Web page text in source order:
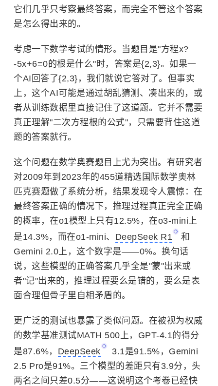
它们几乎只考察最终答案，而完全不管这个答案
是怎么得出来的。
考虑一下数学考试的情形。当题目是"方程x?
-5x+6=0的根是什么"时，答案是{2,3}。如果一
个AI回答了{2,3}，我们就说它答对了。但事实
上，这个AI可能是通过胡乱猜测、凑出来的，或
者从训练数据里直接记住了这道题。它并不需要
真正理解"二次方程根的公式"，只需要背住这道
题的答案就行。
这个问题在数学奥赛题目上尤为突出。有研究者
对2009年到2023年的455道精选国际数学奥林
匹克赛题做了系统分析，结果发现令人震惊：在
最终答案正确的情况下，推理过程真正完全正确
的概率，在o1模型上只有12.5%，在o3-mini上
是14.3%，而在o1-mini、 DeepSeek R1
和
Gemini 2.0上，这个数字是——0%。换句话
说，这些模型的正确答案几乎全是"蒙"出来或
者"记"出来的，推理过程要么是错的，要么是表
面合理但骨子里自相矛盾的。
更广泛的测试也暴露了类似问题。在被视为权威
的数学基准测试MATH 500上，GPT-4.1的得分
是87.6%， DeepSeek
3.1是91.5%，Gemini
2.5 Pro是91%。三个模型的差距只有3.9分，头
两名之间只差0.5分——这说明这个考卷已经快